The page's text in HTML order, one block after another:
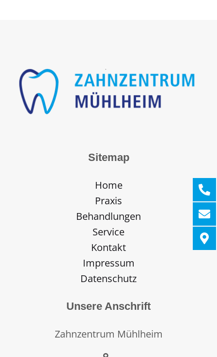
Sitemap
Home
Praxis
Behandlungen
Service
Kontakt
Impressum
Datenschutz
Unsere Anschrift
Zahnzentrum Mühlheim